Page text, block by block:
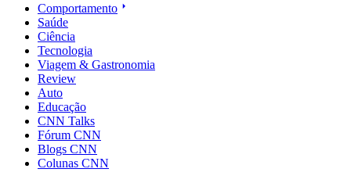
Comportamento
Saúde
Ciência
Tecnologia
Viagem & Gastronomia
Review
Auto
Educação
CNN Talks
Fórum CNN
Blogs CNN
Colunas CNN